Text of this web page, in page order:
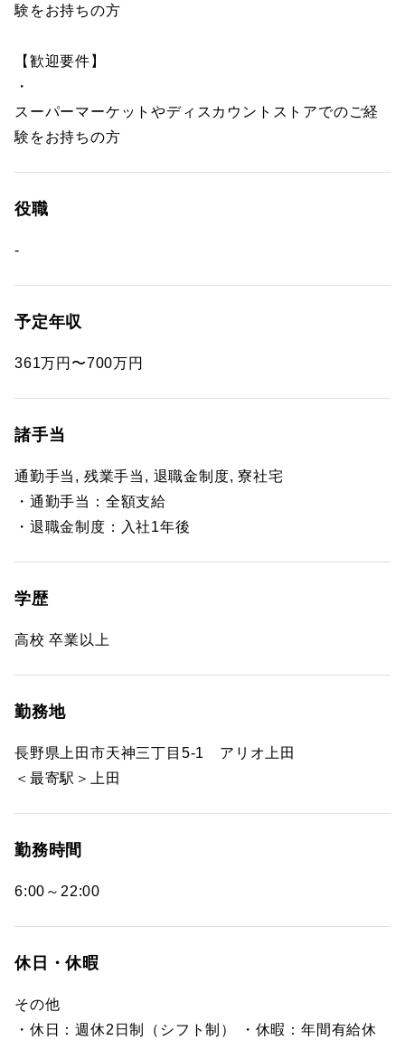
験をお持ちの方
【歓迎要件】
・
スーパーマーケットやディスカウントストアでのご経
験をお持ちの方
役職
-
予定年収
361万円〜700万円
諸手当
通勤手当, 残業手当, 退職金制度, 寮社宅
・通勤手当：全額支給
・退職金制度：入社1年後
学歴
高校 卒業以上
勤務地
長野県上田市天神三丁目5-1 アリオ上田
＜最寄駅＞上田
勤務時間
6:00～22:00
休日・休暇
その他
・休日：週休2日制（シフト制） ・休暇：年間有給休